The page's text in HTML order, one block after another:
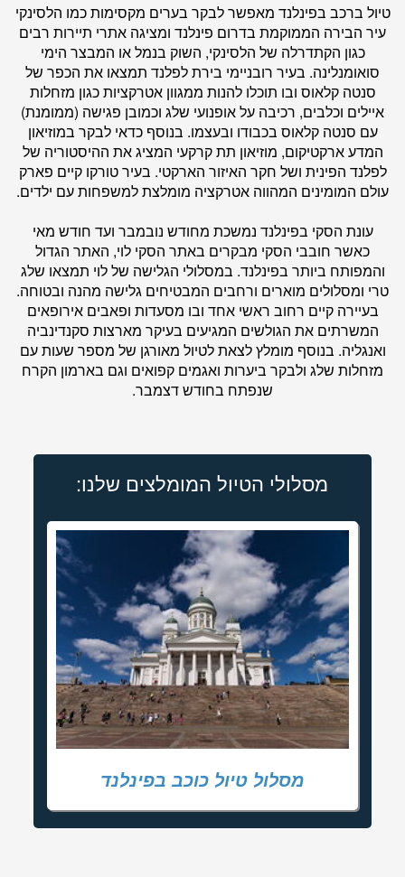
טיול ברכב בפינלנד מאפשר לבקר בערים מקסימות כמו הלסינקי
עיר הבירה הממוקמת בדרום פינלנד ומציגה אתרי תיירות רבים
כגון הקתדרלה של הלסינקי, השוק בנמל או המבצר הימי
סואומנלינה. בעיר רובניימי בירת לפלנד תמצאו את הכפר של
סנטה קלאוס ובו תוכלו להנות ממגוון אטרקציות כגון מזחלות
איילים וכלבים, רכיבה על אופנועי שלג וכמובן פגישה (ממומנת)
עם סנטה קלאוס בכבודו ובעצמו. בנוסף כדאי לבקר במוזיאון
המדע ארקטיקום, מוזיאון תת קרקעי המציג את ההיסטוריה של
לפלנד הפינית ושל חקר האיזור הארקטי. בעיר טורקו קיים פארק
עולם המומינים המהווה אטרקציה מומלצת למשפחות עם ילדים.
עונת הסקי בפינלנד נמשכת מחודש נובמבר ועד חודש מאי
כאשר חובבי הסקי מבקרים באתר הסקי לוי, האתר הגדול
והמפותח ביותר בפינלנד. במסלולי הגלישה של לוי תמצאו שלג
טרי ומסלולים מוארים ורחבים המבטיחים גלישה מהנה ובטוחה.
בעיירה קיים רחוב ראשי אחד ובו מסעדות ופאבים אירופאים
המשרתים את הגולשים המגיעים בעיקר מארצות סקנדינביה
ואנגליה. בנוסף מומלץ לצאת לטיול מאורגן של מספר שעות עם
מזחלות שלג ולבקר ביערות ואגמים קפואים וגם בארמון הקרח
שנפתח בחודש דצמבר.
מסלולי הטיול המומלצים שלנו:
מסלול טיול כוכב בפינלנד